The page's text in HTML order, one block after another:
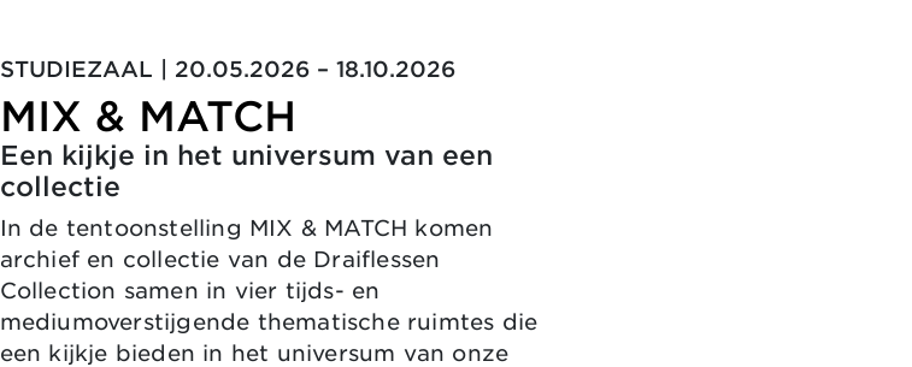
STUDIEZAAL | 20.05.2026 – 18.10.2026
MIX & MATCH
Een kijkje in het universum van een
collectie
In de tentoonstelling MIX & MATCH komen
archief en collectie van de Draiflessen
Collection samen in vier tijds- en
mediumoverstijgende thematische ruimtes die
een kijkje bieden in het universum van onze